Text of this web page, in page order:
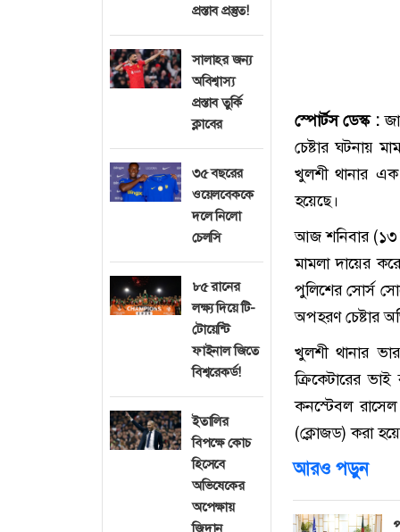
প্রস্তাব প্রস্তুত!
সালাহর জন্য
অবিশ্বাস্য
প্রস্তাব তুর্কি
ক্লাবের
৩৫ বছরের
ওয়েলবেককে
দলে নিলো
চেলসি
৮৫ রানের
লক্ষ্য দিয়ে টি-
টোয়েন্টি
ফাইনাল জিতে
বিশ্বরেকর্ড!
ইতালির
বিপক্ষে কোচ
হিসেবে
অভিষেকের
অপেক্ষায়
জিদান
স্পোর্টস ডেস্ক :
চেষ্টার ঘটনায়
খুলশী থানার
হয়েছে।
আজ শনিবার (১৩
মামলা দায়ের
পুলিশের সোর্স
অপহরণ চেষ্টার
খুলশী থানার
ক্রিকেটারের
কনস্টেবল
(ক্লোজড) করা
আরও পড়ুন